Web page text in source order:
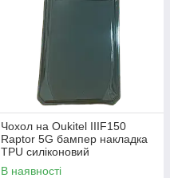
Чохол на Oukitel IIIF150
Raptor 5G бампер накладка
TPU силіконовий
протиударний оригінальний
В наявності